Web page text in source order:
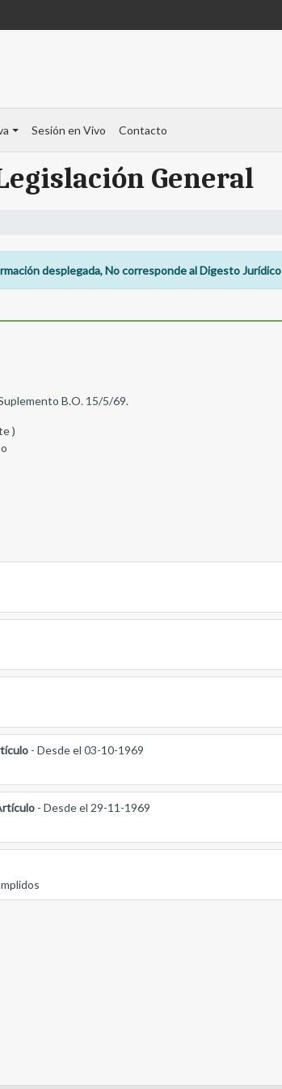
Sesión en Vivo Contacto
General
desplegada, No corresponde al Digesto Jurídico
B.O. 15/5/69.
)
- Desde el 03-10-1969
- Desde el 29-11-1969